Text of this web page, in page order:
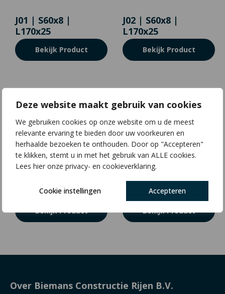
Deze website maakt gebruik van cookies
We gebruiken cookies op onze website om u de meest
relevante ervaring te bieden door uw voorkeuren en
herhaalde bezoeken te onthouden. Door op "Accepteren"
te klikken, stemt u in met het gebruik van ALLE cookies.
Lees hier onze privacy- en cookieverklaring.
Cookie instellingen Accepteren
J01 | S60x8 |
L170x25
Bekijk Product
J02 | S60x8 |
L170x25
Bekijk Product
L200x25
Bekijk Product
J04 | S70x8 |
L250x25
Bekijk Product
Over Biemans Constructie Rijen B.V.